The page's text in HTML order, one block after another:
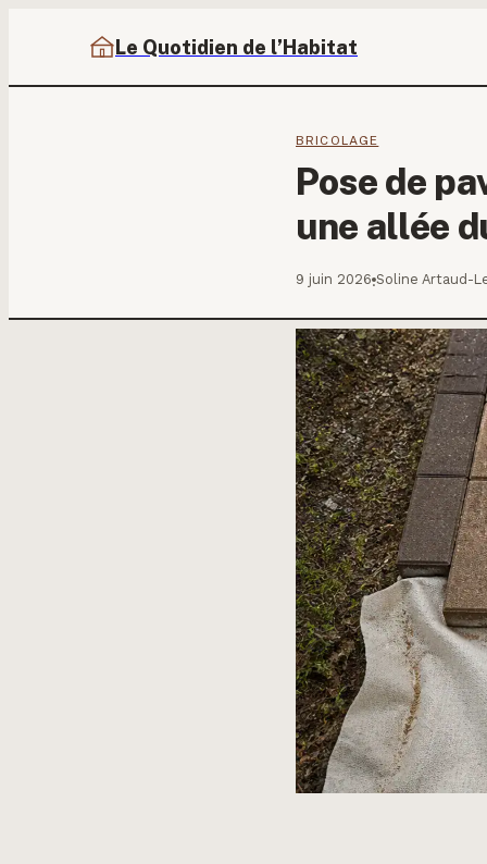
Le Quotidien de l’Habitat
BRICOLAGE
Pose de
une allée
9 juin 2026·Soline Artaud-